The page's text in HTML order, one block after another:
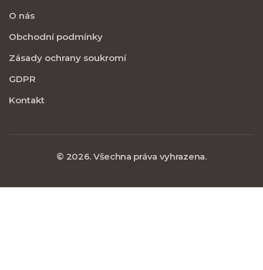
O nás
Obchodní podmínky
Zásady ochrany soukromí
GDPR
Kontakt
© 2026. Všechna práva vyhrazena.